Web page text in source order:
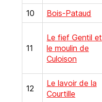
10 Bois-Pataud
11
Le fief Gentil et
le moulin de
Culoison
12
Le lavoir de la
Courtille